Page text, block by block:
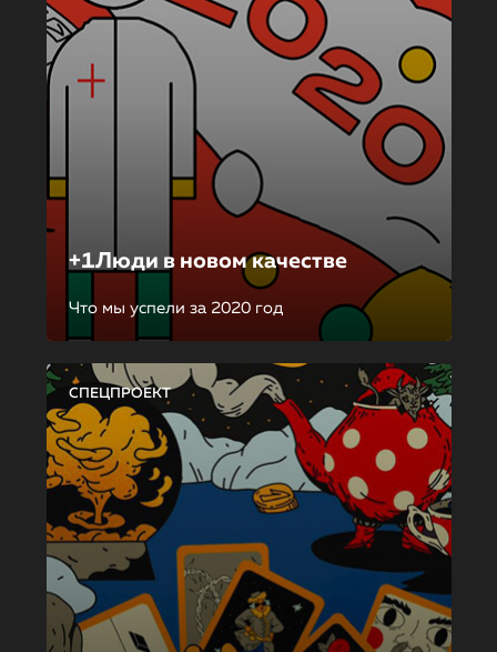
+1Люди в новом качестве
Что мы успели за 2020 год
СПЕЦПРОЕКТ